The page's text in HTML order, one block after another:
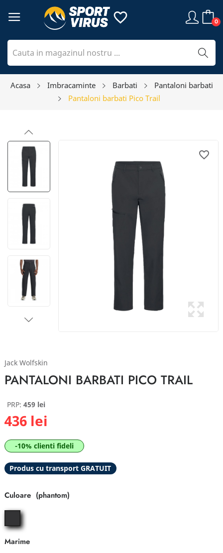
0
favorite_border
Acasa Imbracaminte Barbati
Pantaloni barbati
Pantaloni barbati Pico Trail
favorite_border
Jack Wolfskin
PANTALONI BARBATI PICO TRAIL
PRP: 459 lei
436 lei
-10% clienti fideli
Produs cu transport GRATUIT
Culoare
phantom
Marime